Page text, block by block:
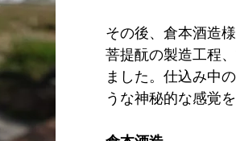
その後、倉本酒造
菩提酛の製造工程
ました。仕込み中
うな神秘的な感覚